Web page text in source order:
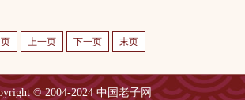
上一页 下一页 末页
© 2004-2024 中国老子网